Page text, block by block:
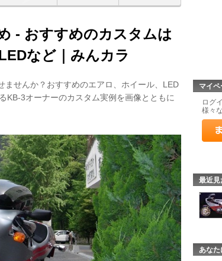
- おすすめのカスタムは
など｜みんカラ
ませんか？おすすめのエアロ、ホイール、LED
KB-3オーナーのカスタム実例を画像とともに
マイ
ログ
様々
最近見
あなた